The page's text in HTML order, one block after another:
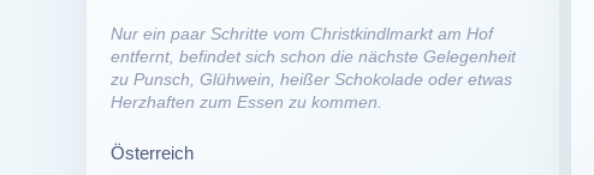
Nur ein paar Schritte vom Christkindlmarkt am Hof
entfernt, befindet sich schon die nächste Gelegenheit
zu Punsch, Glühwein, heißer Schokolade oder etwas
Herzhaften zum Essen zu kommen.
Österreich